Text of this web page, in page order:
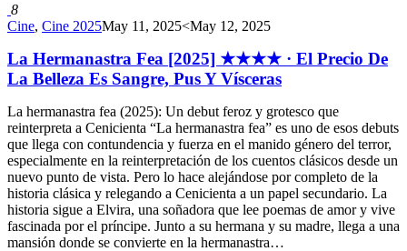
8
Cine, Cine 2025May 11, 2025<May 12, 2025
La Hermanastra Fea [2025] ★★★★ · El Precio De
La Belleza Es Sangre, Pus Y Vísceras
La hermanastra fea (2025): Un debut feroz y grotesco que
reinterpreta a Cenicienta “La hermanastra fea” es uno de esos debuts
que llega con contundencia y fuerza en el manido género del terror,
especialmente en la reinterpretación de los cuentos clásicos desde un
nuevo punto de vista. Pero lo hace alejándose por completo de la
historia clásica y relegando a Cenicienta a un papel secundario. La
historia sigue a Elvira, una soñadora que lee poemas de amor y vive
fascinada por el príncipe. Junto a su hermana y su madre, llega a una
mansión donde se convierte en la hermanastra…